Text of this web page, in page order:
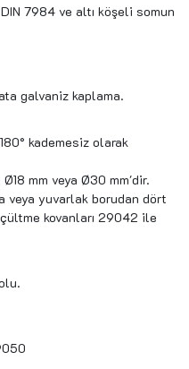
7984 ve altı köşeli somun
galvaniz kaplama.
kademesiz olarak
mm veya Ø30 mm'dir.
veya yuvarlak borudan dört
kovanları 29042 ile